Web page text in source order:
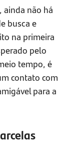
ainda não há
busca e
na primeira
pelo
tempo, é
contato com
para a